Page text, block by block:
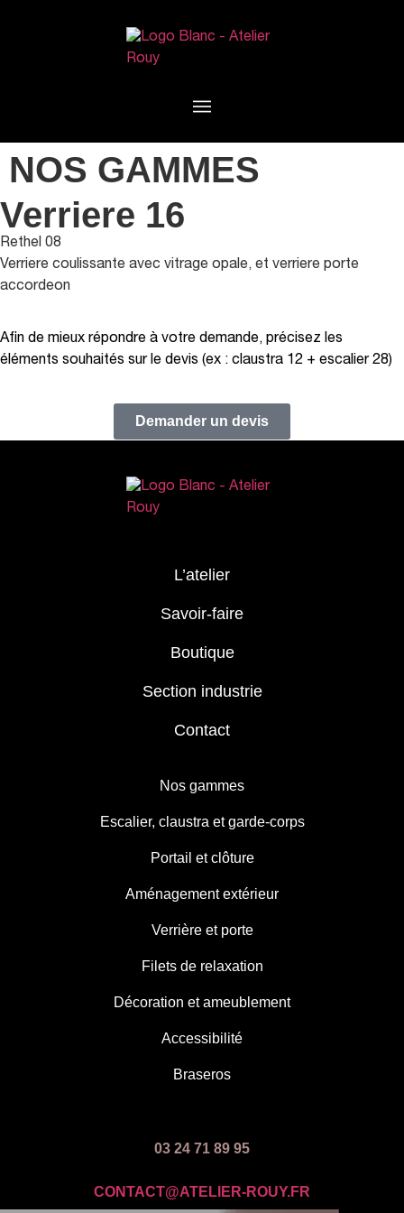
NOS GAMMES
Verriere 16
Rethel 08
Verriere coulissante avec vitrage opale, et verriere porte
accordeon
Afin de mieux répondre à votre demande, précisez les
éléments souhaités sur le devis (ex : claustra 12 + escalier 28)
Demander un devis
L’atelier
Savoir-faire
Boutique
Section industrie
Contact
Nos gammes
Escalier, claustra et garde-corps
Portail et clôture
Aménagement extérieur
Verrière et porte
Filets de relaxation
Décoration et ameublement
Accessibilité
Braseros
03 24 71 89 95
CONTACT@ATELIER-ROUY.FR